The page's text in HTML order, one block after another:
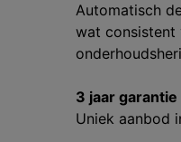
Automatisch
wat consistent
3 jaar garantie
Uniek aanbod